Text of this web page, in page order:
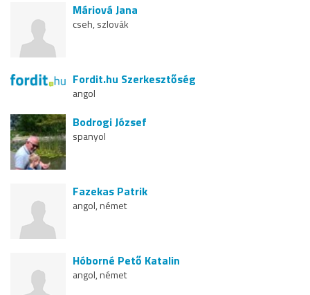
Máriová Jana
cseh, szlovák
Fordit.hu Szerkesztőség
angol
Bodrogi József
spanyol
Fazekas Patrik
angol, német
Hóborné Pető Katalin
angol, német